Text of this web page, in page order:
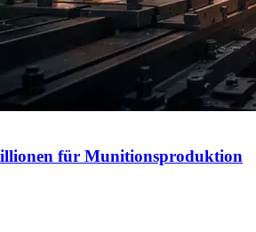
für Munitionsproduktion